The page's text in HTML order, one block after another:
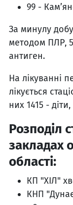
99 -
За минулу
методом ПЛР,
антиген.
На лікуванні
лікується
них 1415 -
Розподіл
закладах
області:
КП "ХІЛ"
КНП